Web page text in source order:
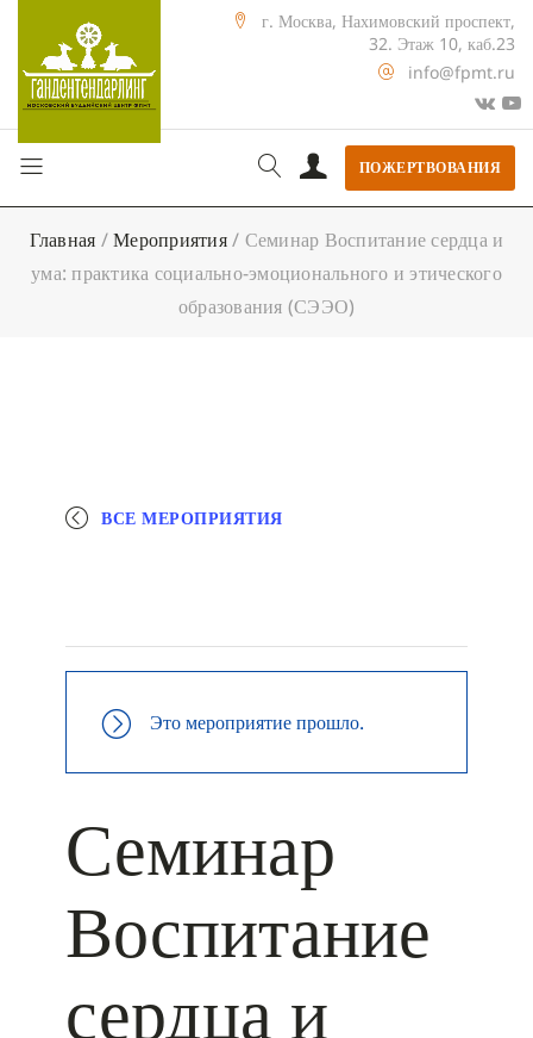
г. Москва, Нахимовский проспект,
32. Этаж 10, каб.23
info@fpmt.ru
ПОЖЕРТВОВАНИЯ
Главная /Мероприятия/ Семинар Воспитание сердца и
ума: практика социально-эмоционального и этического
образования (СЭЭО)
ВСЕ МЕРОПРИЯТИЯ
Это мероприятие прошло.
Семинар
Воспитание
сердца и